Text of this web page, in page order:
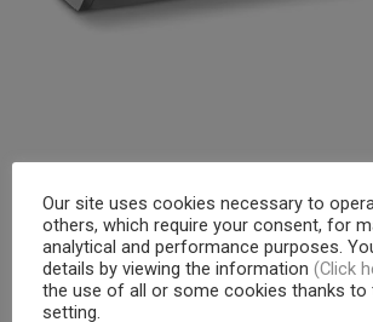
INFORMATIONS COMPLÉMENTAIRES
CATALOGUES
INFO TECHNIQUE
ACCESSOIRES
Our site uses cookies necessary to
others, which require your consent, for
analytical and performance purposes.
details by viewing the information (Click
the use of all or some cookies thanks to
setting.